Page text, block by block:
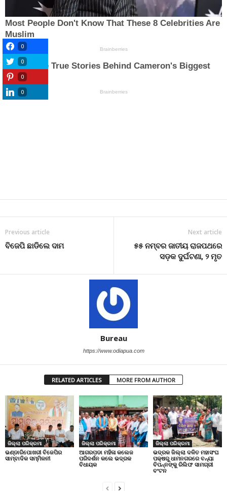
Previous article
ବିଜେପି ଛାଡିଲେ ଦାମ
Next article
୫୫ ନମ୍ବର ଜାତୀୟ ରାଜପଥରେ
ସଡ଼କ ଦୁର୍ଘଟଣା, ୨ ମୃତ
Bureau
https://www.odiapua.com
RELATED ARTICLES MORE FROM AUTHOR
ଜିଲ୍ଲା ପରିକ୍ରମା
ଭଣ୍ଡାରିପୋଖରୀ ବିଜେପିର
ସାମ୍ବାଦିକ ସମ୍ମିଳନୀ
ଜିଲ୍ଲା ପରିକ୍ରମା
ଆଗରପଡା ମହିଳା କଲେଜ
ପରିଦର୍ଶନ କଲେ ଭଦ୍ରକ
ବିଧାୟକ
ଜିଲ୍ଲା ପରିକ୍ରମା
ଭଦ୍ରକ ଜିଲ୍ଲା ଦଳିତ ମହାସଂଘ
ପକ୍ଷରୁ ଧାମନଗରରେ ବନ୍ୟା
ବିପନ୍ନଙ୍କୁ ରିଲିଫ ସାମଗ୍ରୀ
ବଂଟନ
0
0
0
0